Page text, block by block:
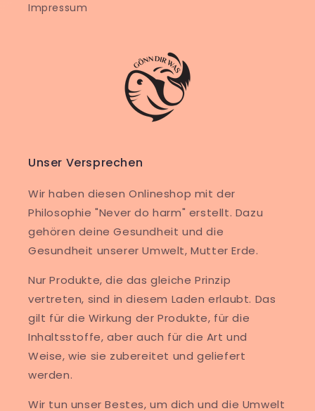
Impressum
Unser Versprechen
Wir haben diesen Onlineshop mit der
Philosophie "Never do harm" erstellt. Dazu
gehören deine Gesundheit und die
Gesundheit unserer Umwelt, Mutter Erde.
Nur Produkte, die das gleiche Prinzip
vertreten, sind in diesem Laden erlaubt. Das
gilt für die Wirkung der Produkte, für die
Inhaltsstoffe, aber auch für die Art und
Weise, wie sie zubereitet und geliefert
werden.
Wir tun unser Bestes, um dich und die Umwelt